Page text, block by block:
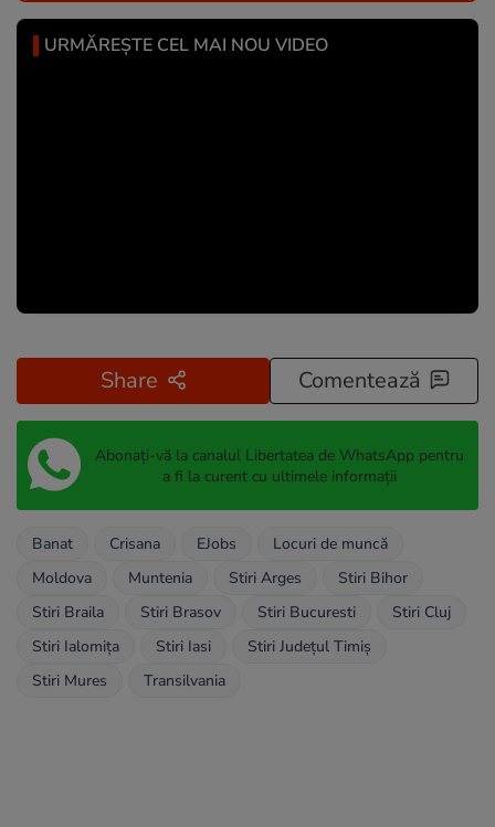
URMĂREȘTE CEL MAI NOU VIDEO
Share Comentează
Abonați-vă la canalul Libertatea de WhatsApp pentru
a fi la curent cu ultimele informații
Banat Crisana EJobs
Locuri de muncă
Moldova
Muntenia Stiri Arges
Stiri Bihor
Stiri Braila
Stiri Brasov Stiri Bucuresti
Stiri Cluj
Stiri Ialomița
Stiri Iasi
Stiri Județul Timiș
Stiri Mures
Transilvania